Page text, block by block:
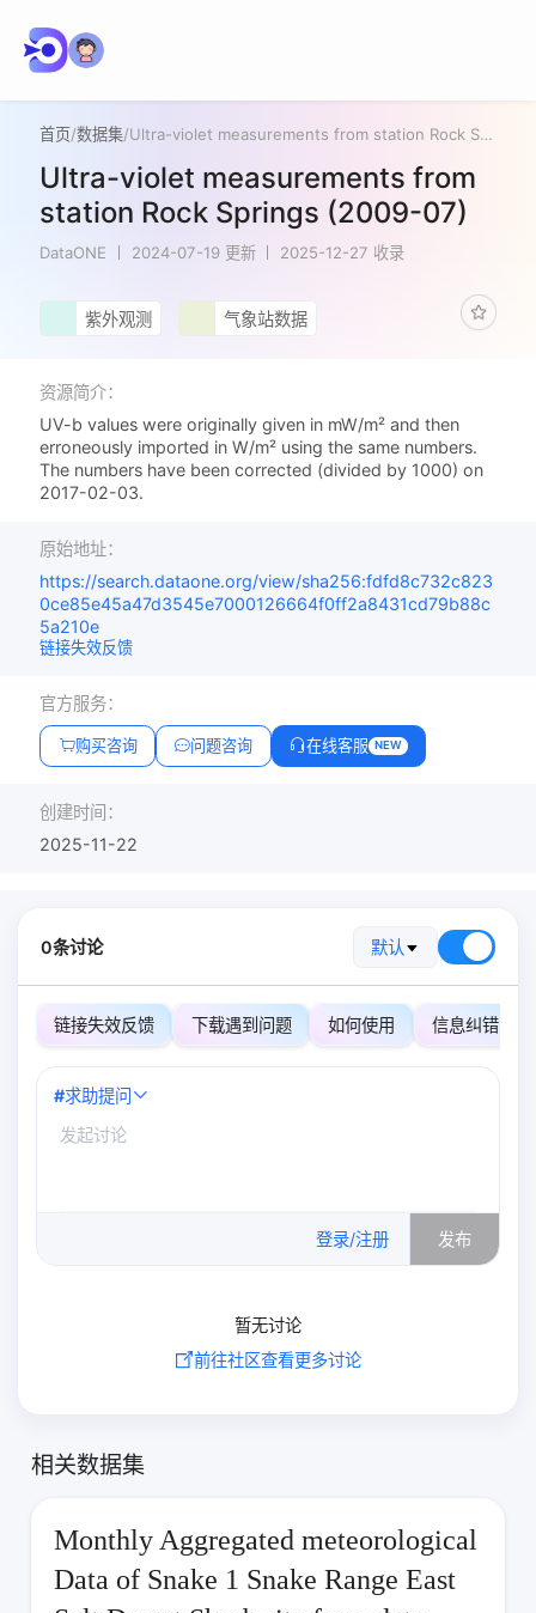
首页/数据集/ Ultra-violet measurements from station Rock Springs (2009-07)
Ultra-violet measurements from
station Rock Springs (2009-07)
DataONE 2024-07-19 更新 2025-12-27 收录
紫外观测 气象站数据
资源简介：
UV-b values were originally given in mW/m² and then
erroneously imported in W/m² using the same numbers.
The numbers have been corrected (divided by 1000) on
2017-02-03.
原始地址：
https://search.dataone.org/view/sha256:fdfd8c732c823
0ce85e45a47d3545e7000126664f0ff2a8431cd79b88c
5a210e
链接失效反馈
官方服务：
购买咨询 问题咨询 在线客服 NEW
创建时间：
2025-11-22
0条讨论 默认
链接失效反馈 下载遇到问题 如何使用 信息纠错
#求助提问
登录/注册 发布
暂无讨论
前往社区查看更多讨论
相关数据集
Monthly Aggregated meteorological
Data of Snake 1 Snake Range East